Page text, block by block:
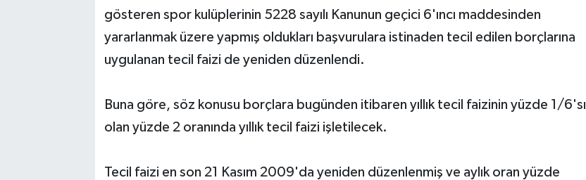
gösteren spor kulüplerinin 5228 sayılı Kanunun geçici 6'ıncı maddesinden
yararlanmak üzere yapmış oldukları başvurulara istinaden tecil edilen borçlarına
uygulanan tecil faizi de yeniden düzenlendi.
Buna göre, söz konusu borçlara bugünden itibaren yıllık tecil faizinin yüzde 1/6'sı
olan yüzde 2 oranında yıllık tecil faizi işletilecek.
Tecil faizi en son 21 Kasım 2009'da yeniden düzenlenmiş ve aylık oran yüzde